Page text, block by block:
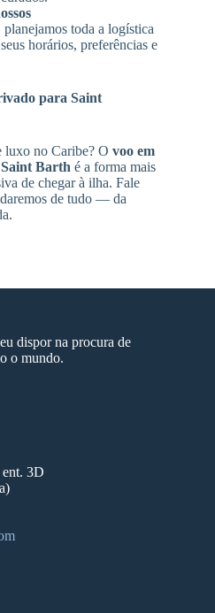
planejamos toda a logística
horários, preferências e
para Saint
luxo no Caribe? O voo em
Barth é a forma mais
de chegar à ilha. Fale
de tudo — da
dispor na procura de
o mundo.
3D